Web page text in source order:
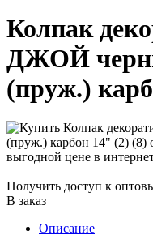
Колпак
ДЖОЙ
(пруж.)
Получить доступ к
В заказ
Описание